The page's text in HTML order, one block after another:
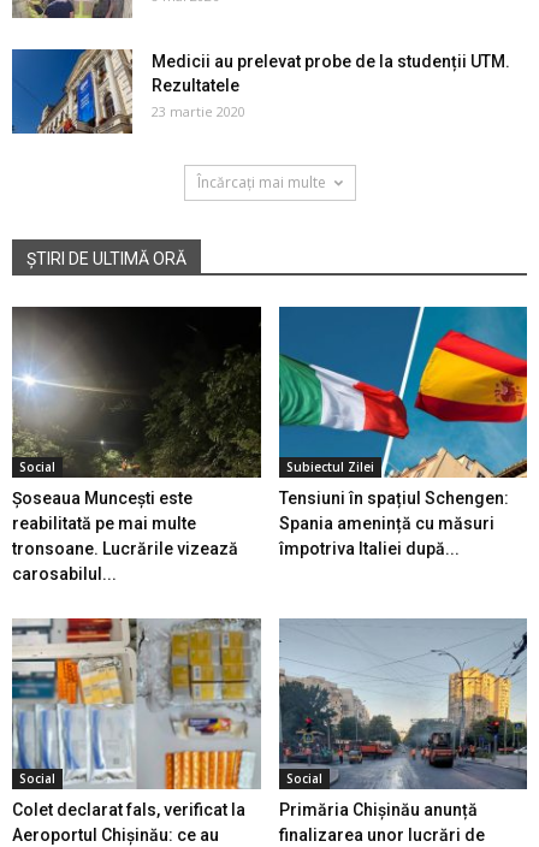
Medicii au prelevat probe de la studenții UTM.
Rezultatele
23 martie 2020
Încărcați mai multe
ȘTIRI DE ULTIMĂ ORĂ
Social
Șoseaua Muncești este
reabilitată pe mai multe
tronsoane. Lucrările vizează
carosabilul...
Subiectul Zilei
Tensiuni în spațiul Schengen:
Spania amenință cu măsuri
împotriva Italiei după...
Social
Colet declarat fals, verificat la
Aeroportul Chișinău: ce au
Social
Primăria Chișinău anunță
finalizarea unor lucrări de